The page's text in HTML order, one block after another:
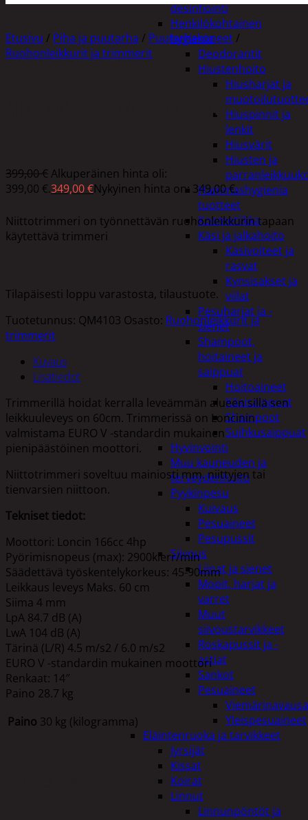
desinfiointi
Henkilökohtainen
hygienia
Deodorantit
Hiustenhoito
Hiusharjat ja
Hiuspinnit ja
lenkit
Hiusvärit
Hiusten ja
Hammashygienia
tuotteet
Kosmetiikka
Käsi ja jalkahoito
Käsivoiteet ja
rasvat
Kynsisakset ja
viilat
Pesuharjat ja -
sienet
Shampoot,
hoitaineet ja
saippuat
Hoitoaineet
Käsisaippuat
Shampoot
Suihkusaippuat
Hyvinvointi
Muu kauneuden ja
terveydenhoito
Pyykinpesu
Kuivaus
Pesuaineet
Pesupussit
Siivous
Liinat ja sienet
Mopit, harjat ja
varret
Muut
siivoustarvikkeet
Roskapussit ja -
astiat
Sankot
Pesuaineet
Yleispesuaineet
Eläintenruoka ja tarvikkeet
Jyrsijät
Kissat
Koirat
Linnut
Linnunpöntöt ja
Etusivu / Piha ja puutarha / Puutarhakoneet /
Ruohonleikkurit ja trimmerit
JONKÖPING 4 HP NIITTOTRIMMERI
399,00€Alkuperäinen hinta oli:
399,00 €.349,00€Nykyinen hinta on: 349,00 €.
Niittotrimmeri on työnnettävän ruohonleikkurin tapaan
käytettävä trimmeri
Tilapäisesti loppu varastosta, tilaustuote.
Tuotetunnus: QM4103 Osasto: Ruohonleikkurit ja
trimmerit
Kuvaus
Lisätiedot
Trimmerillä hoidat kerralla leveämmän alueen sillä sen
leikkuuleveys on 60cm. Trimmerissä on Loncinin
valmistama EURO V -standardin mukainen
pienipäästöinen moottori.
Niittotrimmeri soveltuu mainiosti mm. niittyjen tai
tienvarsien niittoon.
Tekniset tiedot:
Moottori: Loncin 166cc 4hp
Pyörimisnopeus (max): 2900kierr/min
Säädettävä työskentelykorkeus: 45-90mm
Leikkaus leveys Maks. 60 cm
Siima 4 mm
LpA 84.7 dB (A)
LwA 104 dB (A)
Tärinä (L/R) 4.5 m/s2 / 6.0 m/s2
EURO V -standardin mukainen moottori
Renkaat: 14″
Paino 28.7 kg
Paino 30 kg (kilogramma)